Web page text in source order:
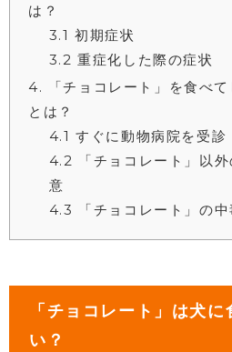
は？
3.1 初期症状
3.2 重症化した際の症状
4
「チョコレート」を食べ
とは？
4.1 すぐに動物病院を受診
4.2
「チョコレート」以
意
4.3
「チョコレート」の中
「チョコレート」は犬
い？